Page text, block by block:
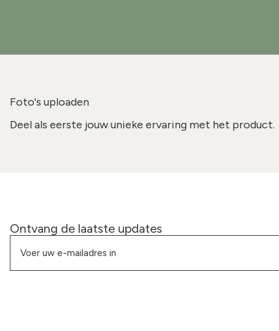
Foto's uploaden
Deel als eerste jouw unieke ervaring met het product.
Ontvang de laatste updates